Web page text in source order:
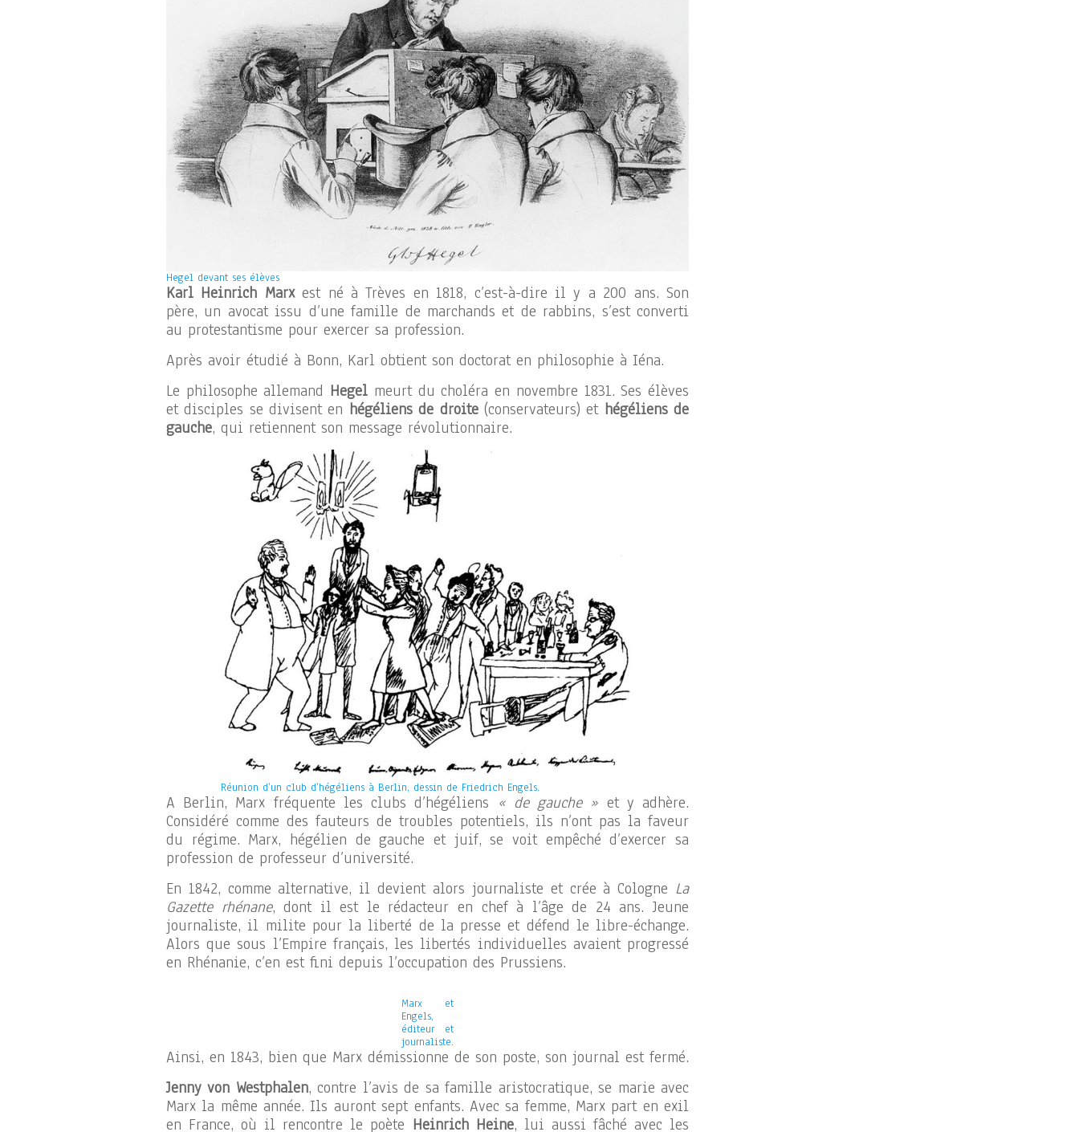
Hegel devant ses élèves
Karl Heinrich Marxest né à Trèves en 1818, c’est-à-dire il y a 200 ans. Son
père, un avocat issu d’une famille de marchands et de rabbins, s’est converti
au protestantisme pour exercer sa profession.
Après avoir étudié à Bonn, Karl obtient son doctorat en philosophie à Iéna.
Le philosophe allemand Hegel meurt du choléra en novembre 1831. Ses élèves
et disciples se divisent en hégéliens de droite(conservateurs) et hégéliens de
gauche, qui retiennent son message révolutionnaire.
Réunion d’un club d’hégéliens à Berlin, dessin de Friedrich Engels.
A Berlin, Marx fréquente les clubs d’hégéliens « de gauche » et y adhère.
Considéré comme des fauteurs de troubles potentiels, ils n’ont pas la faveur
du régime. Marx, hégélien de gauche et juif, se voit empêché d’exercer sa
profession de professeur d’université.
En 1842, comme alternative, il devient alors journaliste et crée à Cologne La
Gazette rhénane, dont il est le rédacteur en chef à l’âge de 24 ans. Jeune
journaliste, il milite pour la liberté de la presse et défend le libre-échange.
Alors que sous l’Empire français, les libertés individuelles avaient progressé
en Rhénanie, c’en est fini depuis l’occupation des Prussiens.
Marx et
Engels,
éditeur et
journaliste.
Ainsi, en 1843, bien que Marx démissionne de son poste, son journal est fermé.
Jenny von Westphalen, contre l’avis de sa famille aristocratique, se marie avec
Marx la même année. Ils auront sept enfants. Avec sa femme, Marx part en exil
en France, où il rencontre le poète Heinrich Heine, lui aussi fâché avec les